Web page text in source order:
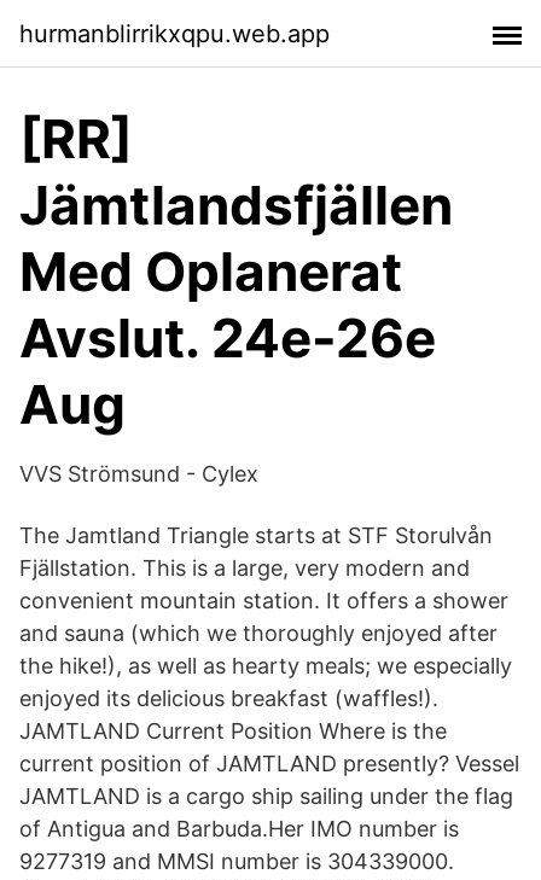
hurmanblirrikxqpu.web.app
[RR]
Jämtlandsfjällen
Med Oplanerat
Avslut. 24e-26e
Aug
VVS Strömsund - Cylex
The Jamtland Triangle starts at STF Storulvån
Fjällstation. This is a large, very modern and
convenient mountain station. It offers a shower
and sauna (which we thoroughly enjoyed after
the hike!), as well as hearty meals; we especially
enjoyed its delicious breakfast (waffles!).
JAMTLAND Current Position Where is the
current position of JAMTLAND presently? Vessel
JAMTLAND is a cargo ship sailing under the flag
of Antigua and Barbuda.Her IMO number is
9277319 and MMSI number is 304339000.